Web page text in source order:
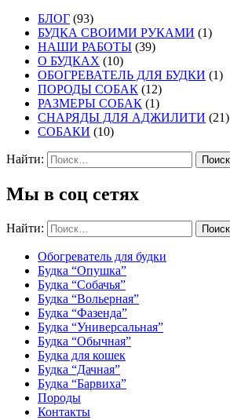
БЛОГ (93)
БУДКА СВОИМИ РУКАМИ (1)
НАШИ РАБОТЫ (39)
О БУДКАХ (10)
ОБОГРЕВАТЕЛЬ ДЛЯ БУДКИ (1)
ПОРОДЫ СОБАК (12)
РАЗМЕРЫ СОБАК (1)
СНАРЯДЫ ДЛЯ АДЖИЛИТИ (21)
СОБАКИ (10)
Найти:
Мы в соц сетях
Найти:
Обогреватель для будки
Будка “Опушка”
Будка “Собачья”
Будка “Вольерная”
Будка “Фазенда”
Будка “Универсальная”
Будка “Обычная”
Будка для кошек
Будка “Дачная”
Будка “Барвиха”
Породы
Контакты